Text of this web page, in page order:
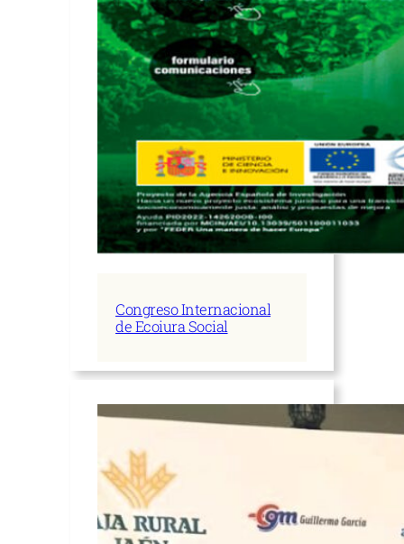
Congreso Internacional
de Ecoiura Social